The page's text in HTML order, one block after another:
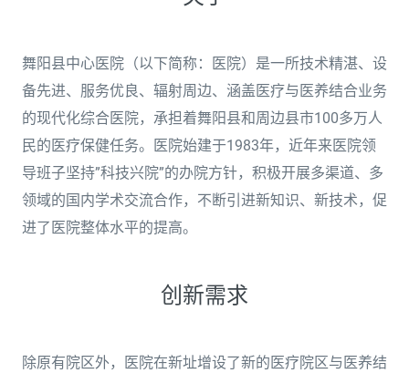
舞阳县中心医院（以下简称：医院）是一所技术精湛、设
备先进、服务优良、辐射周边、涵盖医疗与医养结合业务
的现代化综合医院，承担着舞阳县和周边县市100多万人
民的医疗保健任务。医院始建于1983年，近年来医院领
导班子坚持”科技兴院”的办院方针，积极开展多渠道、多
领域的国内学术交流合作，不断引进新知识、新技术，促
进了医院整体水平的提高。
创新需求
除原有院区外，医院在新址增设了新的医疗院区与医养结